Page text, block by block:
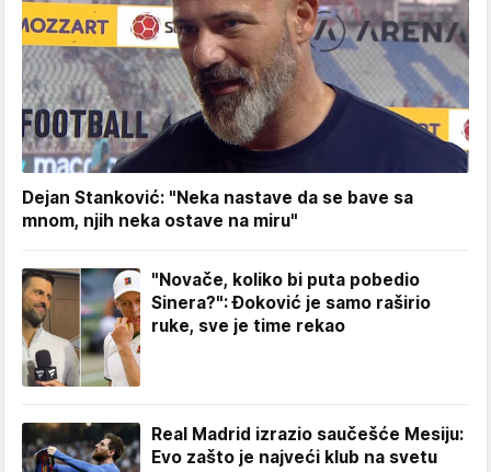
Dejan Stanković: "Neka nastave da se bave sa
mnom, njih neka ostave na miru"
"Novače, koliko bi puta pobedio
Sinera?": Đoković je samo raširio
ruke, sve je time rekao
Real Madrid izrazio saučešće Mesiju:
Evo zašto je najveći klub na svetu